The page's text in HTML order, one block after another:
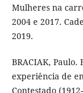
Mulheres na
2004 e 2017.
2019.
BRACIAK, Paulo.
experiência de
Contestado